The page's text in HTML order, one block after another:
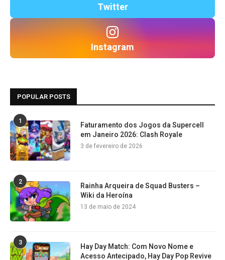
Twitter
Instagram
POPULAR POSTS
1
Faturamento dos Jogos da Supercell
em Janeiro 2026: Clash Royale
3 de fevereiro de 2026
2
Rainha Arqueira de Squad Busters –
Wiki da Heroína
13 de maio de 2024
3
Hay Day Match: Com Novo Nome e
Acesso Antecipado, Hay Day Pop Revive